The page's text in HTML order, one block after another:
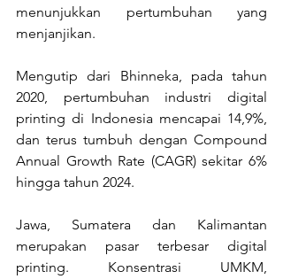
menunjukkan pertumbuhan yang
menjanjikan.
Mengutip dari Bhinneka, pada tahun
2020, pertumbuhan industri digital
printing di Indonesia mencapai 14,9%,
dan terus tumbuh dengan Compound
Annual Growth Rate (CAGR) sekitar 6%
hingga tahun 2024.
Jawa, Sumatera dan Kalimantan
merupakan pasar terbesar digital
printing. Konsentrasi UMKM,